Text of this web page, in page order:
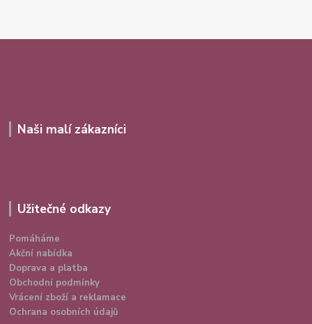
Naši malí zákazníci
Užitečné odkazy
Pomáháme
Akční nabídka
Doprava a platba
Obchodní podmínky
Vrácení zboží a reklamace
Ochrana osobních údajů